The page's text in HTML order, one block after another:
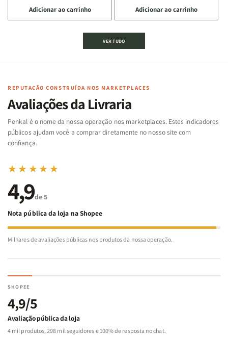
quantidade
de
Cartas
Famílias
Bíblia
-
Penkal
quantidade
de
Jogo
Cartas
Famílias
da
Bíblia
-
Penkal
Adicionar ao carrinho
quantidade
de
Jogo
|
de
quantidade
de
|
Adicionar ao carrinho
VER TUDO
REPUTAÇÃO CONSTRUÍDA NOS MARKETPLACES
Avaliações da Livraria
Penkal é o nome da nossa operação nos marketplaces. Estes indicadores
públicos ajudam você a comprar diretamente no nosso site com
confiança.
★★★★★
4,9de 5
Nota pública da loja na Shopee
Milhares de avaliações públicas nos produtos da nossa operação.
SHOPEE
4,9/5
Avaliação pública da loja
4 mil produtos, 298 mil seguidores e 100% de resposta no chat.